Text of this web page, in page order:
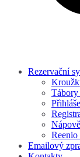
Rezervační
Tábory
Emailový